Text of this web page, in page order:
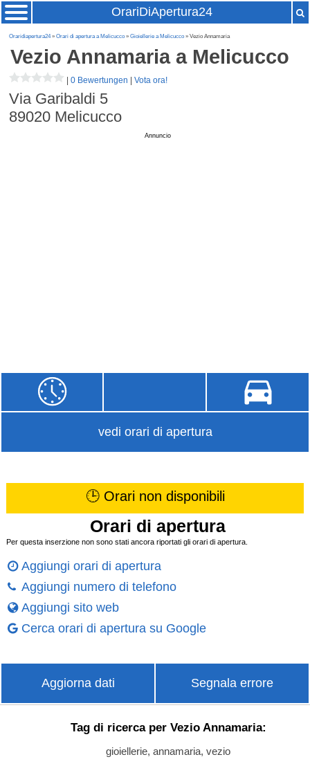
OrariDiApertura24
Oraridiapertura24»Orari di apertura a Melicucco »Gioiellerie a Melicucco » Vezio Annamaria
Vezio Annamariaa Melicucco
|0 Bewertungen |Vota ora!
Via Garibaldi 5
89020 Melicucco
Annuncio
vedi orari di apertura
🕒 Orari non disponibili
Orari di apertura
Per questa inserzione non sono stati ancora riportati gli orari di apertura.
Aggiungi orari di apertura
Aggiungi numero di telefono
Aggiungi sito web
Cerca orari di apertura su Google
Aggiorna dati Segnala errore
Tag di ricerca per Vezio Annamaria:
gioiellerie, annamaria, vezio